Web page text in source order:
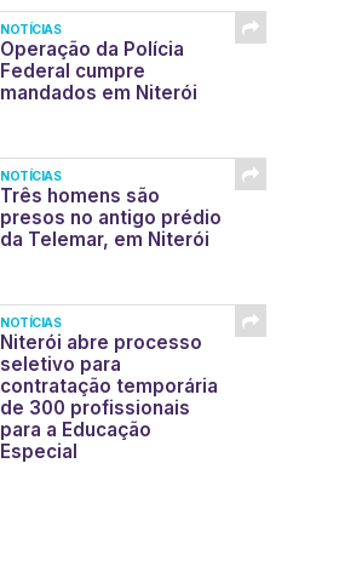
NOTÍCIAS
Operação da Polícia
Federal cumpre
mandados em Niterói
NOTÍCIAS
Três homens são
presos no antigo prédio
da Telemar, em Niterói
NOTÍCIAS
Niterói abre processo
seletivo para
contratação temporária
de 300 profissionais
para a Educação
Especial